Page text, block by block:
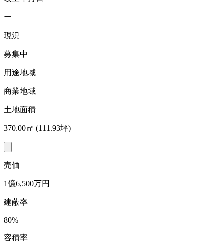
ー
現況
募集中
用途地域
商業地域
土地面積
370.00㎡ (111.93坪)
売価
1億6,500万円
建蔽率
80%
容積率